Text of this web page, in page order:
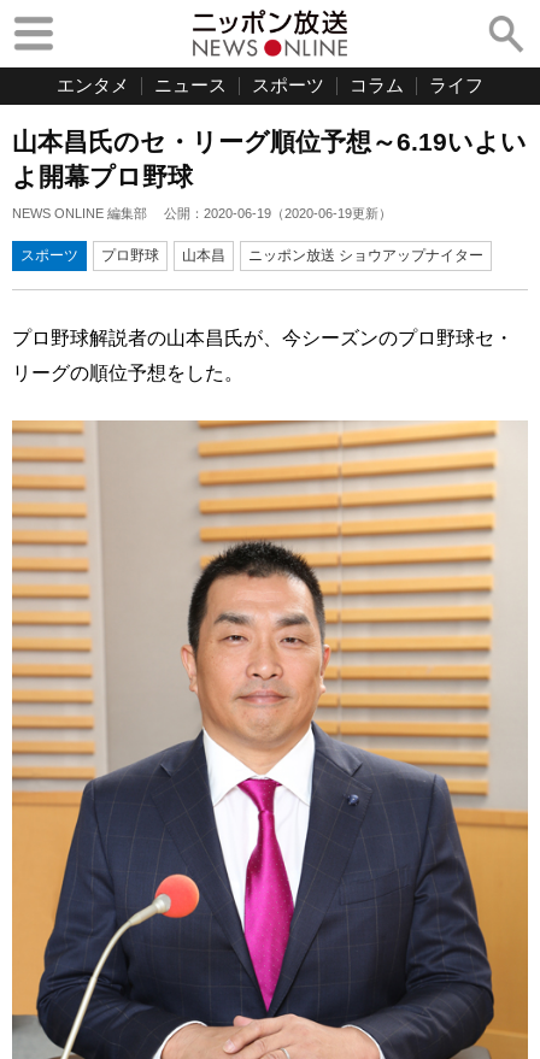
エンタメ ニュース スポーツ コラム ライフ
山本昌氏のセ・リーグ順位予想～6.19いよい
よ開幕プロ野球
NEWS ONLINE 編集部 公開： 2020-06-19 （2020-06-19更新）
スポーツ プロ野球 山本昌 ニッポン放送 ショウアップナイター
プロ野球解説者の山本昌氏が、今シーズンのプロ野球セ・
リーグの順位予想をした。